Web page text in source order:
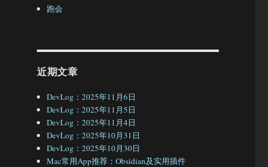
跑会
近期文章
DevLog：2025年11月6日
DevLog：2025年11月5日
DevLog：2025年11月4日
DevLog：2025年10月31日
DevLog：2025年10月30日
Mac常用App推荐：Obsidian及实用插件